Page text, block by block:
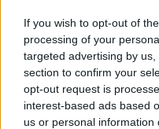
If you wish to opt-out of
processing of your
targeted advertising by
section to confirm your
opt-out request is
interest-based ads based
us or personal